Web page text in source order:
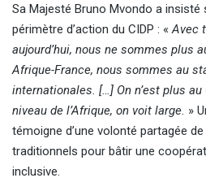
Sa Majesté Bruno Mvondo a insisté
périmètre d’action du CIDP : «Avec
aujourd’hui, nous ne sommes plus
Afrique-France, nous sommes au
internationales. […] On n’est plus au
niveau de l’Afrique, on voit large. »
témoigne d’une volonté partagée
traditionnels pour bâtir une
inclusive.